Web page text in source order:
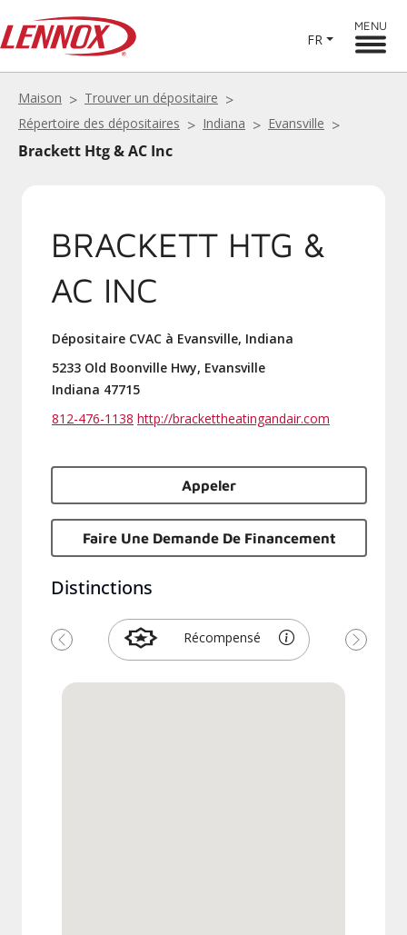
FR
MENU
Maison
Trouver un dépositaire
Répertoire des dépositaires
Indiana Evansville
Brackett Htg & AC Inc
BRACKETT HTG &
AC INC
Dépositaire CVAC à Evansville, Indiana
5233 Old Boonville Hwy, Evansville
Indiana 47715
812-476-1138 http://brackettheatingandair.com
Appeler
Faire Une Demande De Financement
Distinctions
Récompensé
Précédent Suivant